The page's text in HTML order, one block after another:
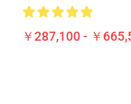
￥287,100 - ￥